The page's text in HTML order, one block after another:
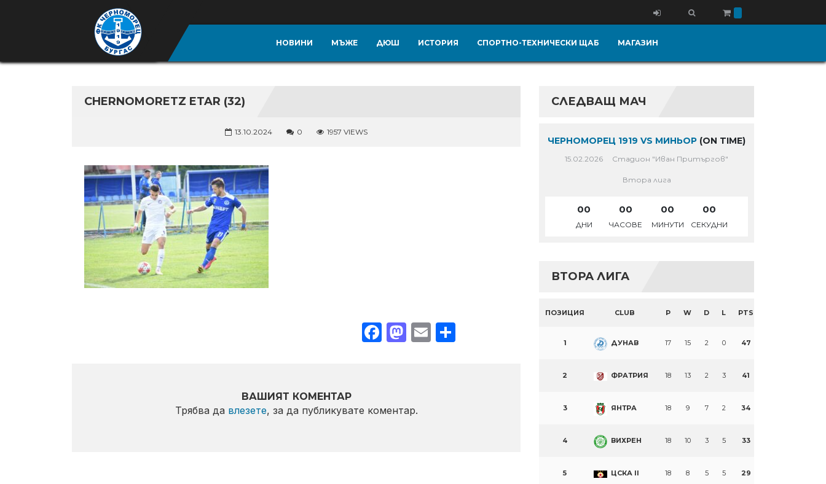
НОВИНИ МЪЖЕ ДЮШ ИСТОРИЯ СПОРТНО-ТЕХНИЧЕСКИ ЩАБ МАГАЗИН
CHERNOMORETZ ETAR (32)
13.10.2024 0 1957 VIEWS
Facebook
Mastodon
EmailShare
ВАШИЯТ КОМЕНТАР
Трябва да влезете, за да публикувате коментар.
СЛЕДВАЩ МАЧ
ЧЕРНОМОРЕЦ 1919 VS МИНЬОР (ON TIME)
15.02.2026 Стадион "Иван Притъргов"
Втора лига
00
ДНИ
00
ЧАСОВЕ
00
МИНУТИ
00
СЕКУДНИ
ВТОРА ЛИГА
ПОЗИЦИЯ CLUB P W D L PTS
1 ДУНАВ 17 15 2 0 47
2 ФРАТРИЯ 18 13 2 3 41
3 ЯНТРА 18 9 7 2 34
4 ВИХРЕН 18 10 3 5 33
5 ЦСКА II 18 8 5 5 29